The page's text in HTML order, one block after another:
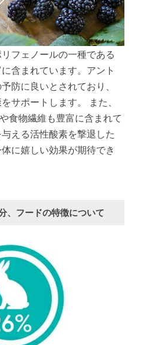
フェノールの一種である
含まれています。アント
防に良いとされており、
サポートします。 また、
食物繊維も豊富に含まれて
える活性酸素を撃退した
に嬉しい効果が期待でき
、フードの特徴について